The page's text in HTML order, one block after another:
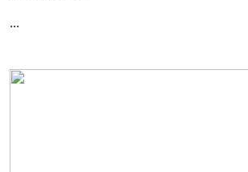
...